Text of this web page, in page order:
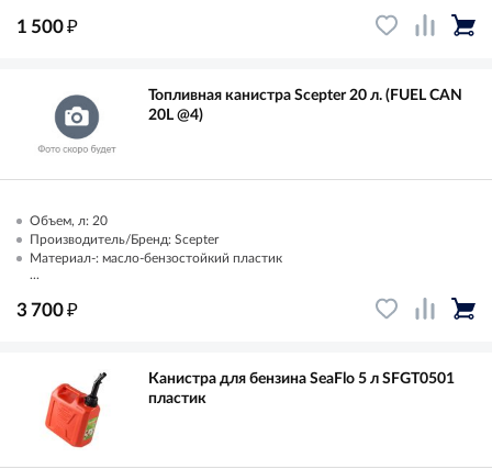
1 500₽
Топливная канистра Scepter 20 л. (FUEL CAN
20L @4)
Объем, л: 20
Производитель/Бренд: Scepter
Материал-: масло-бензостойкий пластик
...
3 700₽
Канистра для бензина SeaFlo 5 л SFGT0501
пластик